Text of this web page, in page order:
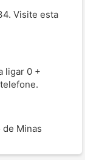
Visite esta
ligar 0 +
de Minas